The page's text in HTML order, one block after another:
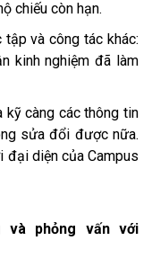
chiếu còn hạn.
và công tác khác:
kinh nghiệm đã làm
kỹ càng các thông tin
sửa đổi được nữa.
đại diện của Campus
và phỏng vấn với